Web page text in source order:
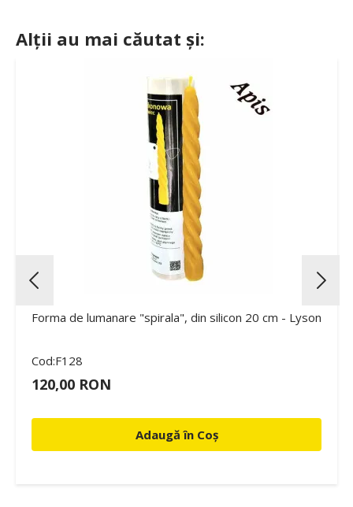
Alții au mai căutat și:
Forma de lumanare "spirala", din silicon 20 cm - Lyson
Cod:F128
120,00 RON
Adaugă în Coș